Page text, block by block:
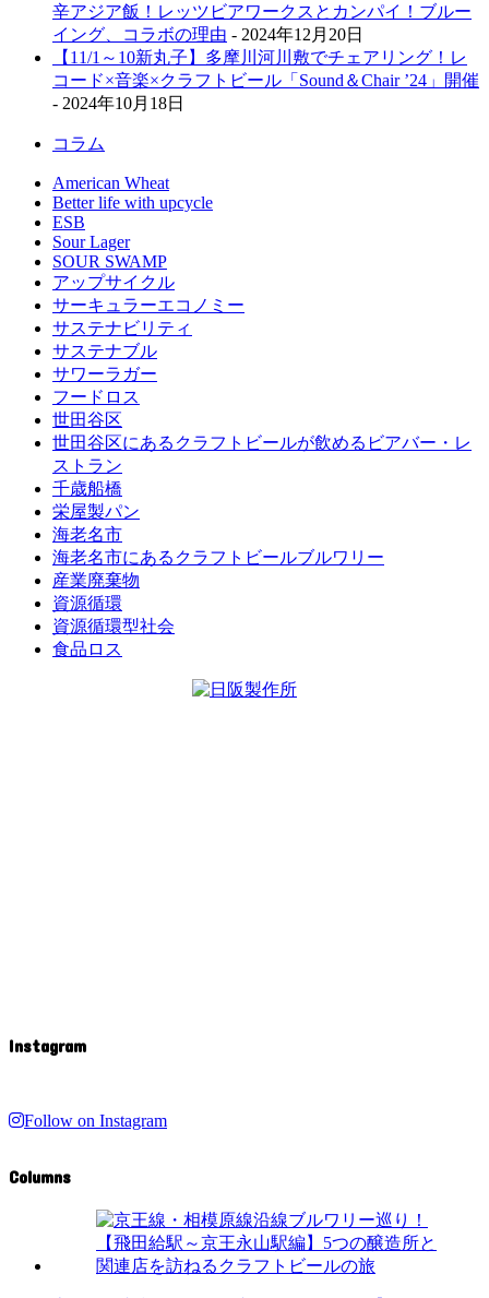
辛アジア飯！レッツビアワークスとカンパイ！ブルー
イング、コラボの理由 - 2024年12月20日
【11/1～10新丸子】多摩川河川敷でチェアリング！レ
コード×音楽×クラフトビール「Sound＆Chair ’24」開催
- 2024年10月18日
コラム
American Wheat
Better life with upcycle
ESB
Sour Lager
SOUR SWAMP
アップサイクル
サーキュラーエコノミー
サステナビリティ
サステナブル
サワーラガー
フードロス
世田谷区
世田谷区にあるクラフトビールが飲めるビアバー・レ
ストラン
千歳船橋
栄屋製パン
海老名市
海老名市にあるクラフトビールブルワリー
産業廃棄物
資源循環
資源循環型社会
食品ロス
Instagram
Follow on Instagram
Columns